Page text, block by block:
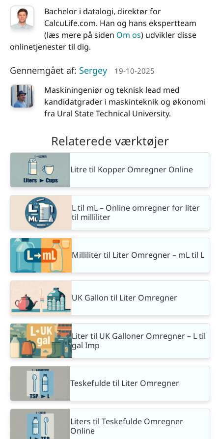
Bachelor i datalogi, direktør for
CalcuLife.com. Han og hans ekspertteam
(læs mere på siden Om os) udvikler disse
onlinetjenester til dig.
Gennemgået af: Sergey 19-10-2025
Maskiningeniør og teknisk lead med
kandidatgrader i maskinteknik og økonomi
fra Ural State Technical University.
Relaterede værktøjer
Litre til Kopper Omregner Online
L til mL – Online omregner for liter
til milliliter
Milliliter til Liter Omregner – mL til L
UK Gallon til Liter Omregner
Liter til UK Galloner Omregner – L til
gal Imp
Teskefulde til Liter Omregner
Liters til Teskefulde Omregner
Online